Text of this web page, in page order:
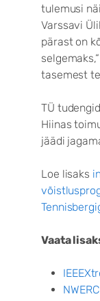
tulemusi
Varssavi
pärast on
tasemest
TÜ
Hiinas
jäädi
Loe lisaks
Vaata